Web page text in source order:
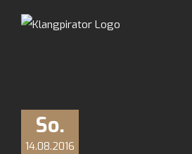
So.
14.08.2016